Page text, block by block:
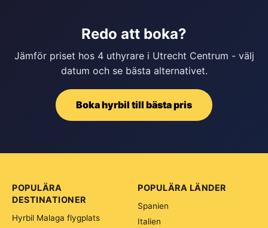
Redo att boka?
Jämför priset hos 4 uthyrare i Utrecht Centrum - välj
datum och se bästa alternativet.
Boka hyrbil till bästa pris
POPULÄRA
DESTINATIONER
Hyrbil Malaga flygplats
POPULÄRA LÄNDER
Spanien
Italien